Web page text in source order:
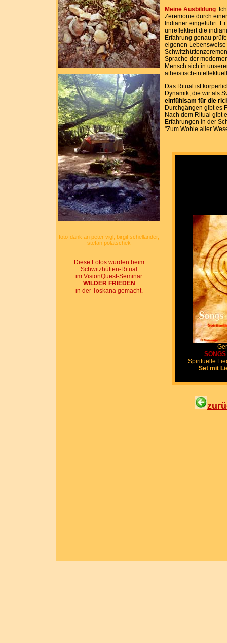
foto-dank an peter vigl, birgit schellander,
stefan polatschek
Diese Fotos wurden beim
Schwitzhütten-Ritual
im VisionQuest-Seminar
WILDER FRIEDEN
in der Toskana gemacht.
Meine Ausbildung:
Zeremonie durch
Indianer eingeführt.
unreflektiert die
Erfahrung genau
eigenen
Sprache der
Mensch sich in
atheistisch-
Das Ritual ist
Dynamik, die wir als
einfühlsam für die
Durchgängen gibt es
Nach dem Ritual gibt
Erfahrungen in der
"Zum Wohle aller
Spirituelle
Set mit